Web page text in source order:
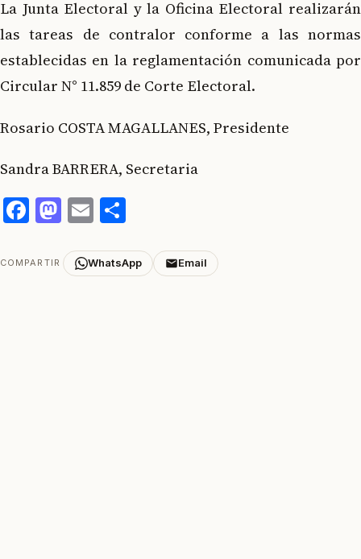
La Junta Electoral y la Oficina Electoral realizarán
las tareas de contralor conforme a las normas
establecidas en la reglamentación comunicada por
Circular N° 11.859 de Corte Electoral.
Rosario COSTA MAGALLANES, Presidente
Sandra BARRERA, Secretaria
Facebook
Mastodon
Email
COMPARTIR WhatsApp Email